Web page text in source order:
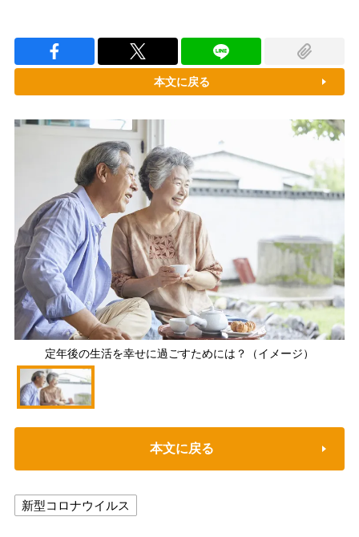
本文に戻る
定年後の生活を幸せに過ごすためには？（イメージ）
本文に戻る
新型コロナウイルス